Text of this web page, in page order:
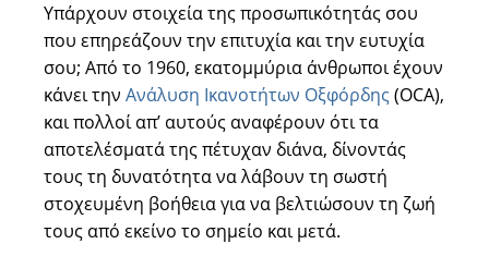
Υπάρχουν στοιχεία της προσωπικότητάς σου
που επηρεάζουν την επιτυχία και την ευτυχία
σου; Από το 1960, εκατομμύρια άνθρωποι έχουν
κάνει την Ανάλυση Ικανοτήτων Οξφόρδης (OCA),
και πολλοί απ’ αυτούς αναφέρουν ότι τα
αποτελέσματά της πέτυχαν διάνα, δίνοντάς
τους τη δυνατότητα να λάβουν τη σωστή
στοχευμένη βοήθεια για να βελτιώσουν τη ζωή
τους από εκείνο το σημείο και μετά.